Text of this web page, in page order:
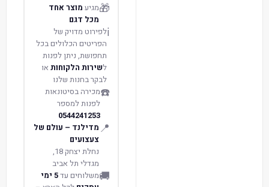
🎁מגיע מוצר אחד
מכל דגם
ℹ️לפירוט מדויק של
הפריטים הכלולים בכל
תחפושת, ניתן לפנות
לשירות הלקוחות או
לבקר בחנות שלנו
☎️מכירה בסיטונאות
לפנות למספר
0544241253
📍 מדילנד – עולם של
צעצועים
נחלת יצחק 18,
מגדלי תל אביב
🚚משלוחים עד 5 ימי